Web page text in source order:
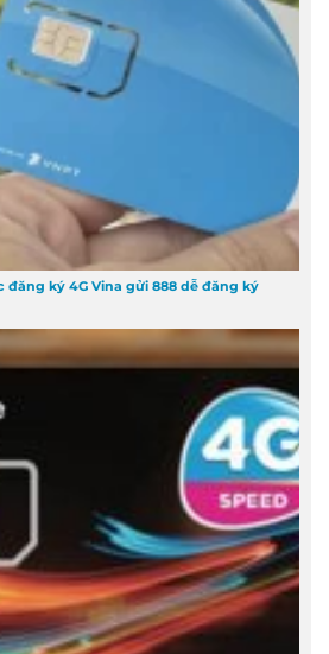
đăng ký 4G Vina gửi 888 dễ đăng ký